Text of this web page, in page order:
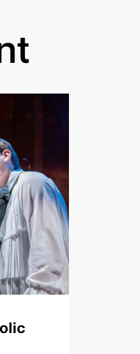
(Fr), Cirk
UP – Circus &
Archaos – Pôle
Les Transversales
de Verdun (Fr), Le
Est – Châlons-
–Montigny-lès-
La Vilette – Paris
arts – Bruxelles
) Sweden